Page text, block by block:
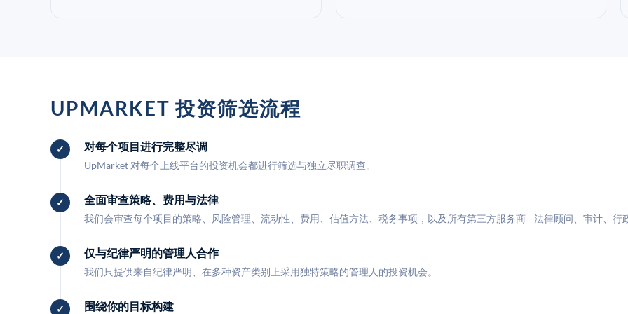
UPMARKET 投资筛选流程
对每个项目进行完整尽调
UpMarket 对每个上线平台的投资机会都进行筛选与独立尽职调查。
全面审查策略、费用与法律
我们会审查每个项目的策略、风险管理、流动性、费用、估值方法、税务事项，以及所有第三方服务商—法律顾问、审计、行
仅与纪律严明的管理人合作
我们只提供来自纪律严明、在多种资产类别上采用独特策略的管理人的投资机会。
围绕你的目标构建